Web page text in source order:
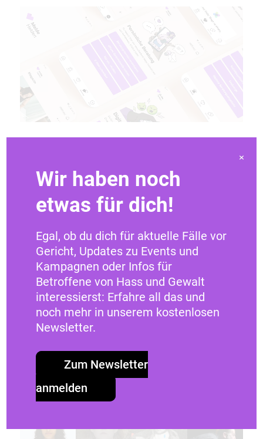
MeldeHelden: Deine App gegen
digitale Gewalt
Mit der neu gestalteten MeldeHelden-App
kannst du jetzt noch einfacher und
schneller digitale Gewalt melden sowie
Hilfe erhalten. Erfahre mehr über die
verbesserten Funktionen und wie du aktiv
gegen Hass im Netz vorgehen kannst.
Weiterlesen
Wir haben noch
etwas für dich!
Egal, ob du dich für aktuelle Fälle vor
Gericht, Updates zu Events und
Kampagnen oder Infos für
Betroffene von Hass und Gewalt
interessierst: Erfahre all das und
noch mehr in unserem kostenlosen
Newsletter.
Zum Newsletter
anmelden
×